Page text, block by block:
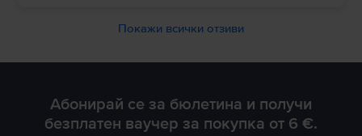
Покажи всички отзиви
Абонирай се за бюлетина и получи
безплатен ваучер за покупка от 6 €.